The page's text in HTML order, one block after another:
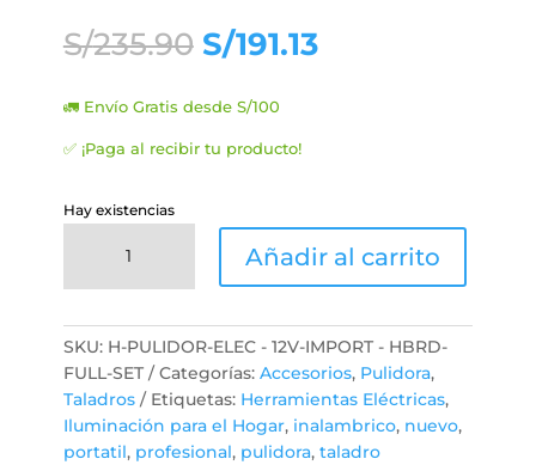
S/235.90 El
precio
original
era:
S/235.90.
S/191.13El
🚛 Envío Gratis desde S/100
✅ ¡Paga al recibir tu producto!
Hay existencias
Orbital
Atornillador
12v
2
Batería
cantidad
Añadir al carrito
SKU: H-PULIDOR-ELEC - 12V-IMPORT - HBRD-
FULL-SET
Categorías: Accesorios, Pulidora,
Taladros
Etiquetas: Herramientas Eléctricas,
Iluminación para el Hogar, inalambrico, nuevo,
portatil, profesional, pulidora, taladro